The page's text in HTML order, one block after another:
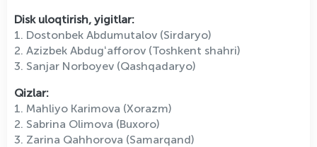
Disk uloqtirish, yigitlar:
1. Dostonbek Abdumutalov (Sirdaryo)
2. Azizbek Abdugʻafforov (Toshkent shahri)
3. Sanjar Norboyev (Qashqadaryo)
Qizlar:
1. Mahliyo Karimova (Xorazm)
2. Sabrina Olimova (Buxoro)
3. Zarina Qahhorova (Samarqand)